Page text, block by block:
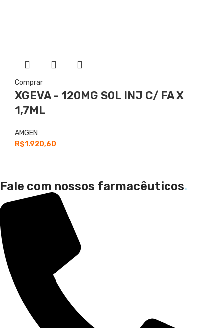
Comprar
XGEVA – 120MG SOL INJ C/ FA X
1,7ML
AMGEN
R$1.920,60
Fale com nossos farmacêuticos.